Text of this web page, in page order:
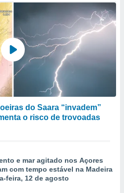
do Saara “invadem”
o risco de trovoadas
e mar agitado nos Açores
com tempo estável na Madeira
feira, 12 de agosto